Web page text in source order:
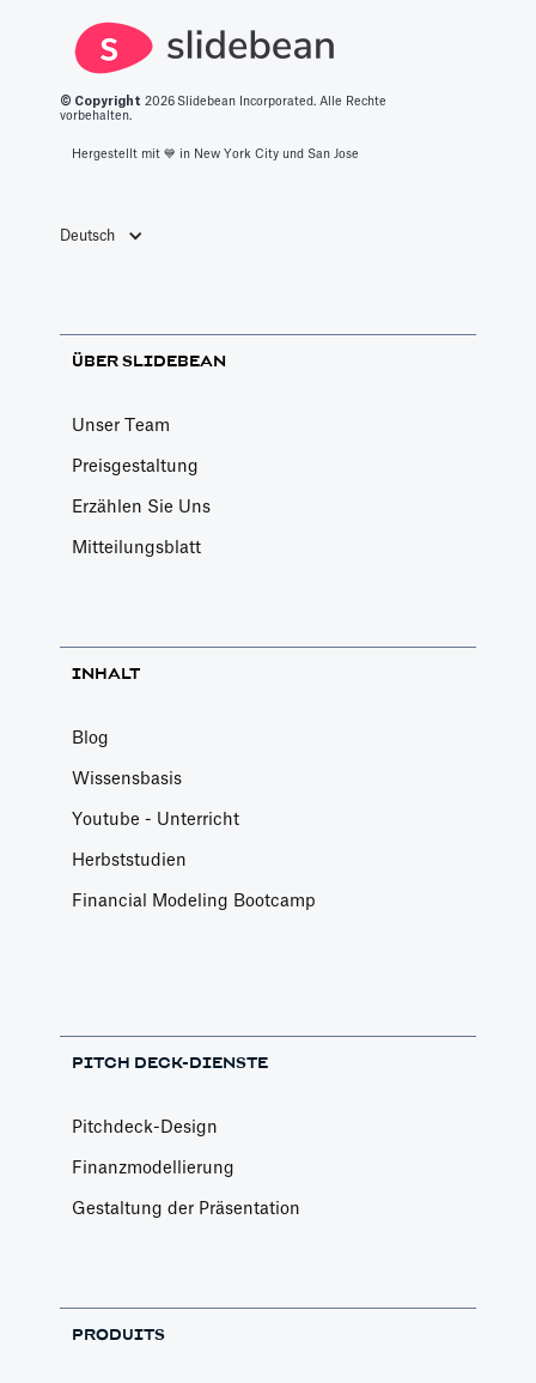
© Copyright 2026 Slidebean Incorporated. Alle Rechte
vorbehalten.
Hergestellt mit 💙️ in New York City und San Jose
Deutsch
ÜBER SLIDEBEAN
Unser Team
Preisgestaltung
Erzählen Sie Uns
Mitteilungsblatt
INHALT
Blog
Wissensbasis
Youtube - Unterricht
Herbststudien
Financial Modeling Bootcamp
PITCH DECK-DIENSTE
Pitchdeck-Design
Finanzmodellierung
Gestaltung der Präsentation
PRODUITS